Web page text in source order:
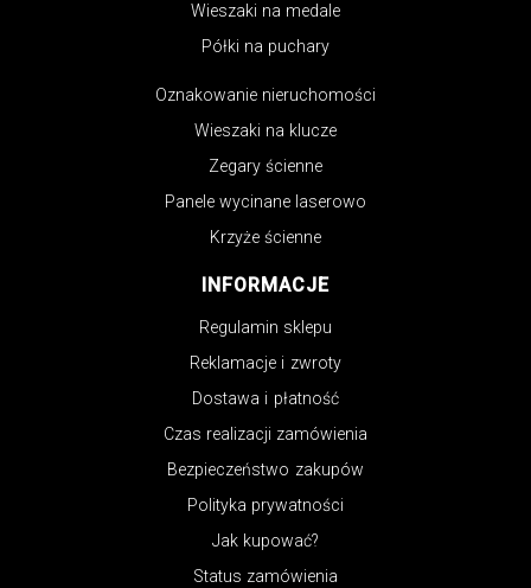
Wieszaki na medale
Półki na puchary
Oznakowanie nieruchomości
Wieszaki na klucze
Zegary ścienne
Panele wycinane laserowo
Krzyże ścienne
INFORMACJE
Regulamin sklepu
Reklamacje i zwroty
Dostawa i płatność
Czas realizacji zamówienia
Bezpieczeństwo zakupów
Polityka prywatności
Jak kupować?
Status zamówienia